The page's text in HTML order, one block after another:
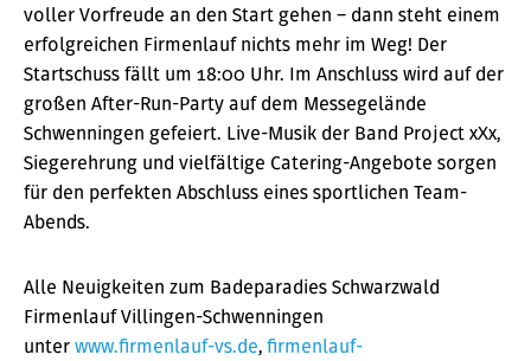
voller Vorfreude an den Start gehen – dann steht einem
erfolgreichen Firmenlauf nichts mehr im Weg! Der
Startschuss fällt um 18:00 Uhr. Im Anschluss wird auf der
großen After-Run-Party auf dem Messegelände
Schwenningen gefeiert. Live-Musik der Band Project xXx,
Siegerehrung und vielfältige Catering-Angebote sorgen
für den perfekten Abschluss eines sportlichen Team-
Abends.
Alle Neuigkeiten zum Badeparadies Schwarzwald
Firmenlauf Villingen-Schwenningen
unter www.firmenlauf-vs.de, firmenlauf-